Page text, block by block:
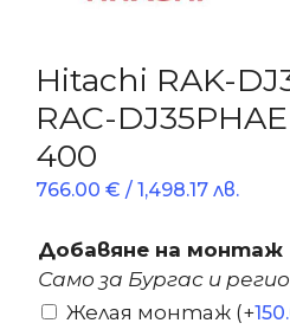
Hitachi RAK-
RAC-
400
766.00 € / 1,498.17 лв.
Добавяне на монтаж
Само за Бургас и
Желая монтаж (+